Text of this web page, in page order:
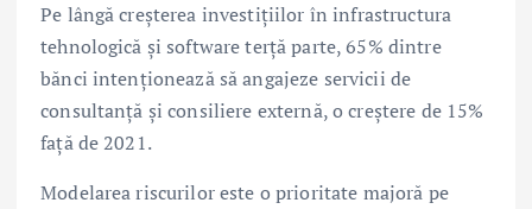
Pe lângă creșterea investițiilor în infrastructura
tehnologică și software terță parte, 65% dintre
bănci intenționează să angajeze servicii de
consultanță și consiliere externă, o creștere de 15%
față de 2021.
Modelarea riscurilor este o prioritate majoră pe